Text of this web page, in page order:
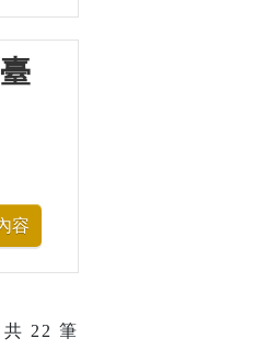
22 筆